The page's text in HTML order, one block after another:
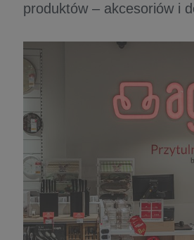
produktów – akcesoriów i